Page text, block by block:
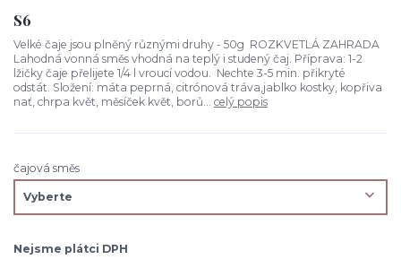
S6
Velké čaje jsou plněný různými druhy - 50g ROZKVETLÁ ZAHRADA
Lahodná vonná směs vhodná na teplý i studený čaj. Příprava: 1-2
lžičky čaje přelijete 1/4 l vroucí vodou. Nechte 3-5 min. přikryté
odstát. Složení: máta peprná, citrónová tráva,jablko kostky, kopřiva
nať, chrpa květ, měsíček květ, borů... celý popis
čajová směs
Nejsme plátci DPH